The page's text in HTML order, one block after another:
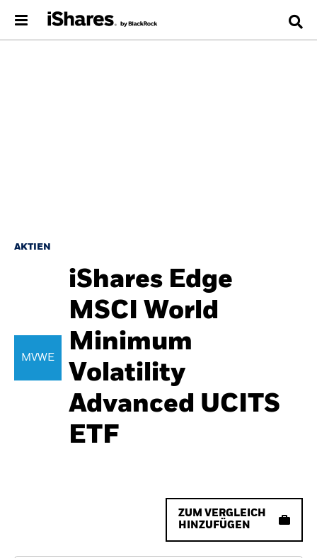
AKTIEN
MVWE
iShares Edge
MSCI World
Minimum
Volatility
Advanced UCITS
ETF
ZUM VERGLEICH
HINZUFÜGEN